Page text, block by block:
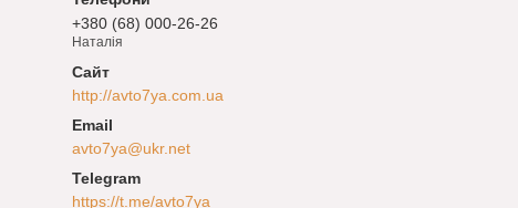
+380 (68) 000-26-26
Наталія
http://avto7ya.com.ua
avto7ya@ukr.net
https://t.me/avto7ya